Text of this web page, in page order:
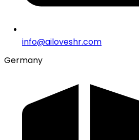
info@ailoveshr.com
Germany